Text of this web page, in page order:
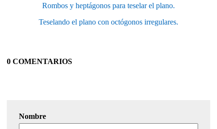
Rombos y heptágonos para teselar el plano.
Teselando el plano con octógonos irregulares.
0 COMENTARIOS
Nombre